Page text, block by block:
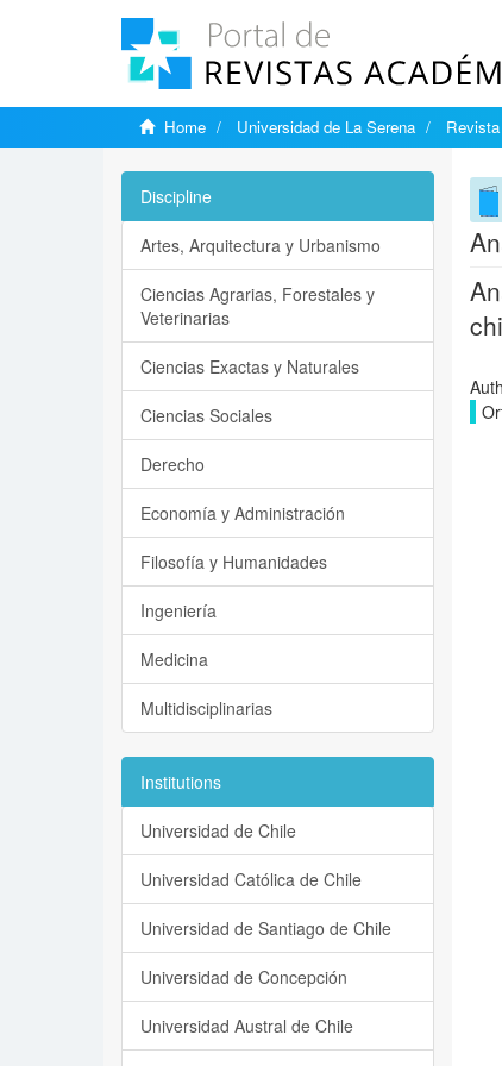
Home Universidad de La Serena
Discipline
Artes, Arquitectura y Urbanismo
Ciencias Agrarias, Forestales y
Veterinarias
Ciencias Exactas y Naturales
Ciencias Sociales
Derecho
Economía y Administración
Filosofía y Humanidades
Ingeniería
Medicina
Multidisciplinarias
Institutions
Universidad de Chile
Universidad Católica de Chile
Universidad de Santiago de Chile
Universidad de Concepción
Universidad Austral de Chile